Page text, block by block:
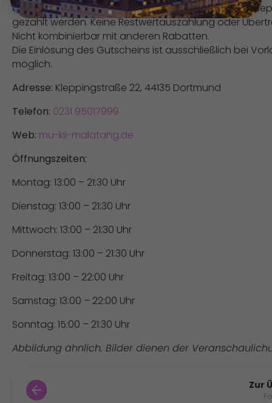
und Snacks die am Tisch geordert werden, müssen
gezahlt werden. Keine Restwertauszahlung oder
Nicht kombinierbar mit anderen Rabatten.
Die Einlösung des Gutscheins ist ausschließlich bei
möglich.
Adresse: Kleppingstraße 22, 44135 Dortmund
Telefon: 0231 95017999
Web: mu-kii-malatang.de
Öffnungszeiten:
Montag: 13:00 – 21:30 Uhr
Dienstag: 13:00 – 21:30 Uhr
Mittwoch: 13:00 – 21:30 Uhr
Donnerstag: 13:00 – 21:30 Uhr
Freitag: 13:00 – 22:00 Uhr
Samstag: 13:00 – 22:00 Uhr
Sonntag: 15:00 – 21:30 Uhr
Abbildung ähnlich. Bilder dienen der
Zur